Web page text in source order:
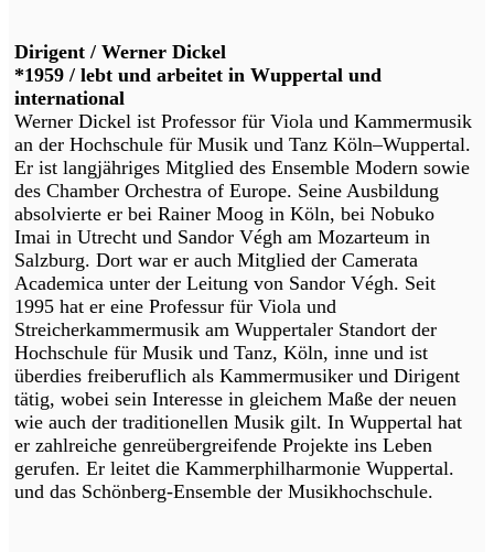
Dirigent / Werner Dickel
*1959 / lebt und arbeitet in Wuppertal und
international
Werner Dickel ist Professor für Viola und Kammermusik
an der Hochschule für Musik und Tanz Köln–Wuppertal.
Er ist langjähriges Mitglied des Ensemble Modern sowie
des Chamber Orchestra of Europe. Seine Ausbildung
absolvierte er bei Rainer Moog in Köln, bei Nobuko
Imai in Utrecht und Sandor Végh am Mozarteum in
Salzburg. Dort war er auch Mitglied der Camerata
Academica unter der Leitung von Sandor Végh. Seit
1995 hat er eine Professur für Viola und
Streicherkammermusik am Wuppertaler Standort der
Hochschule für Musik und Tanz, Köln, inne und ist
überdies freiberuflich als Kammermusiker und Dirigent
tätig, wobei sein Interesse in gleichem Maße der neuen
wie auch der traditionellen Musik gilt. In Wuppertal hat
er zahlreiche genreübergreifende Projekte ins Leben
gerufen. Er leitet die Kammerphilharmonie Wuppertal.
und das Schönberg-Ensemble der Musikhochschule.